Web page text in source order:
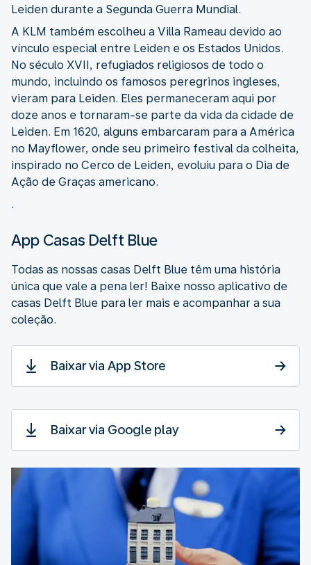
Leiden durante a Segunda Guerra Mundial.
A KLM também escolheu a Villa Rameau devido ao
vínculo especial entre Leiden e os Estados Unidos.
No século XVII, refugiados religiosos de todo o
mundo, incluindo os famosos peregrinos ingleses,
vieram para Leiden. Eles permaneceram aqui por
doze anos e tornaram-se parte da vida da cidade de
Leiden. Em 1620, alguns embarcaram para a América
no Mayflower, onde seu primeiro festival da colheita,
inspirado no Cerco de Leiden, evoluiu para o Dia de
Ação de Graças americano.
.
App Casas Delft Blue
Todas as nossas casas Delft Blue têm uma história
única que vale a pena ler! Baixe nosso aplicativo de
casas Delft Blue para ler mais e acompanhar a sua
coleção.
Baixar via App Store
Baixar via Google play